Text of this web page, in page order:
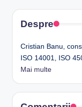
Despre
Cristian Banu,
ISO 14001, ISO
Mai multe